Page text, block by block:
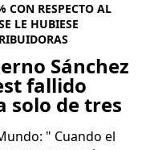
CON RESPECTO AL
LE HUBIESE
Sánchez
fallido
solo de tres
" Cuando el